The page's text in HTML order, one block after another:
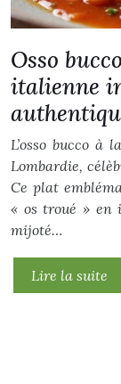
Osso
italienne
L’osso bucco
Lombardie,
Ce plat
« os troué » en
mijoté…
Lire la suite